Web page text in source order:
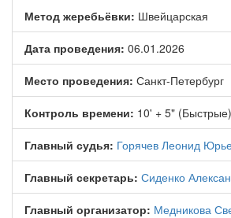
Метод жеребьёвки: Швейцарская
Дата проведения: 06.01.2026
Место проведения: Санкт-Петербург
Контроль времени: 10' + 5" (Быстрые)
Главный судья: Горячев Леонид
Главный секретарь: Сиденко
Главный организатор: Медникова